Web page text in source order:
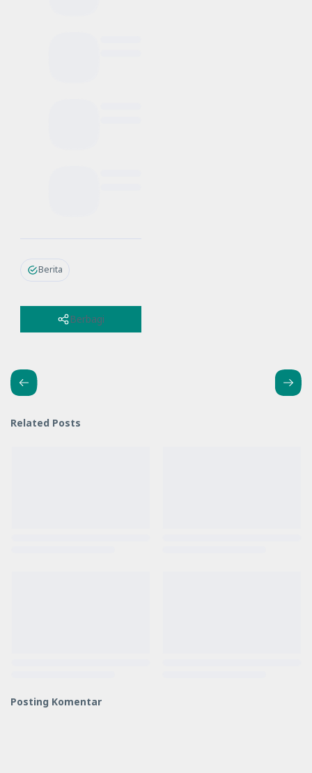
Berita
Berbagi
Related Posts
Posting Komentar